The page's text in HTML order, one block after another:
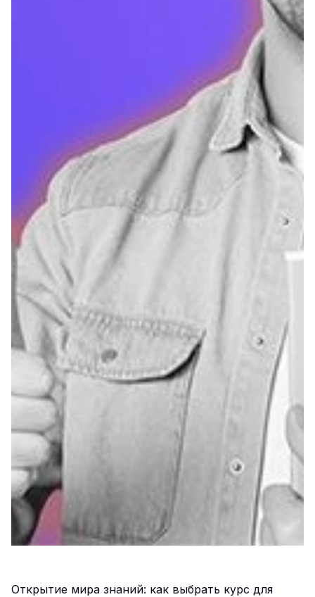
Открытие мира знаний: как выбрать курс для